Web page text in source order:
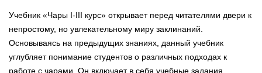
Учебник «Чары I-III курс» открывает перед читателями двери к
непростому, но увлекательному миру заклинаний.
Основываясь на предыдущих знаниях, данный учебник
углубляет понимание студентов о различных подходах к
работе с чарами. Он включает в себя учебные задания,